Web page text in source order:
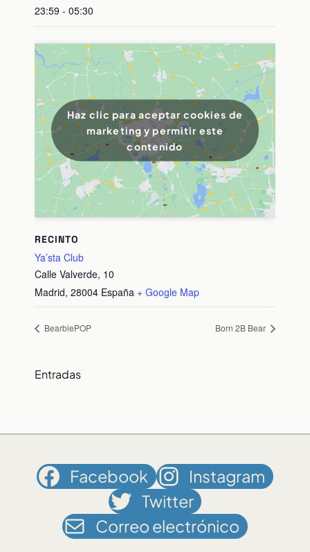
23:59 - 05:30
RECINTO
Ya’sta Club
Calle Valverde, 10
Madrid, 28004 España + Google Map
Haz clic para aceptar cookies de
marketing y permitir este
contenido
BearbiePOP Born 2B Bear
Entradas
Facebook
Instagram
Twitter
Correo electrónico